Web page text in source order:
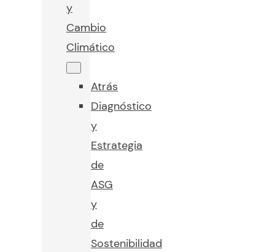
y
Cambio
Climático
Atrás
Diagnóstico
y
Estrategia
de
ASG
y
de
Sostenibilidad